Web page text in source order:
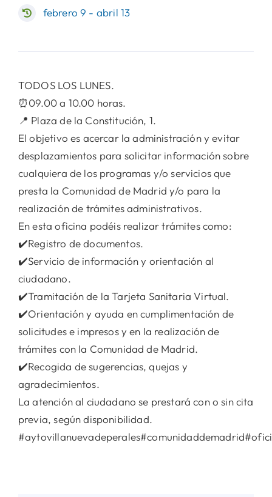
febrero 9 - abril 13
TODOS LOS LUNES.
⏰09.00 a 10.00 horas.
📍 Plaza de la Constitución, 1.
El objetivo es acercar la administración y evitar
desplazamientos para solicitar información sobre
cualquiera de los programas y/o servicios que
presta la Comunidad de Madrid y/o para la
realización de trámites administrativos.
En esta oficina podéis realizar trámites como:
✔️Registro de documentos.
✔️Servicio de información y orientación al
ciudadano.
✔️Tramitación de la Tarjeta Sanitaria Virtual.
✔️Orientación y ayuda en cumplimentación de
solicitudes e impresos y en la realización de
trámites con la Comunidad de Madrid.
✔️Recogida de sugerencias, quejas y
agradecimientos.
La atención al ciudadano se prestará con o sin cita
previa, según disponibilidad.